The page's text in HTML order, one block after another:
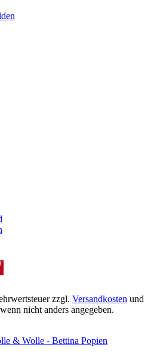
zzgl. Versandkosten und
nicht anders angegeben.